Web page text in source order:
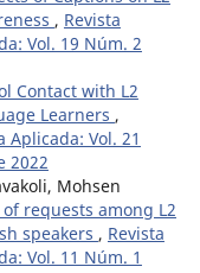
, Revista
Vol. 19 Núm. 2
Contact with L2
Learners ,
Aplicada: Vol. 21
2022
Mohsen
requests among L2
speakers , Revista
Vol. 11 Núm. 1